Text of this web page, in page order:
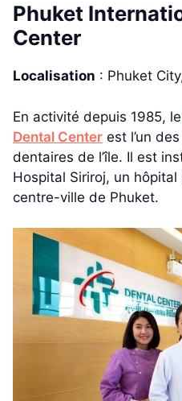
Phuket
Center
Localisation : Phuket
En activité depuis 1985, le
Dental Center est l’un
dentaires de l’île. Il est
Hospital Siriroj, un
centre-ville de Phuket.